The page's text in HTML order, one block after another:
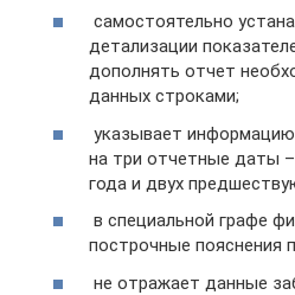
самостоятельно
детализации
дополнять отчет
данных строками;
указывает
на три отчетные даты
года и двух
в специальной графе
построчные пояснения
не отражает данные